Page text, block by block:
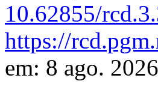
10.62855/
https://
em: 8 ago.